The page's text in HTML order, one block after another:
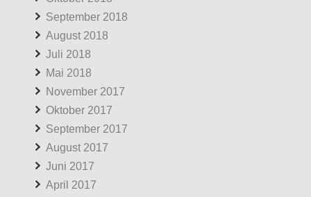
September 2018
August 2018
Juli 2018
Mai 2018
November 2017
Oktober 2017
September 2017
August 2017
Juni 2017
April 2017